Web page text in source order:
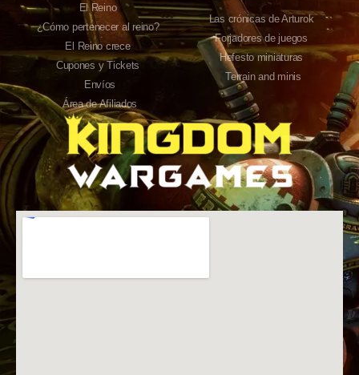
El Reino
¿Cómo pertenecer al reino?
El Reino crece
Cupones y Tickets
Envíos
Área de Afiliados
Las crónicas de Arturok
Forjadores de juegos
Hefesto miniaturas
Terrain and minis